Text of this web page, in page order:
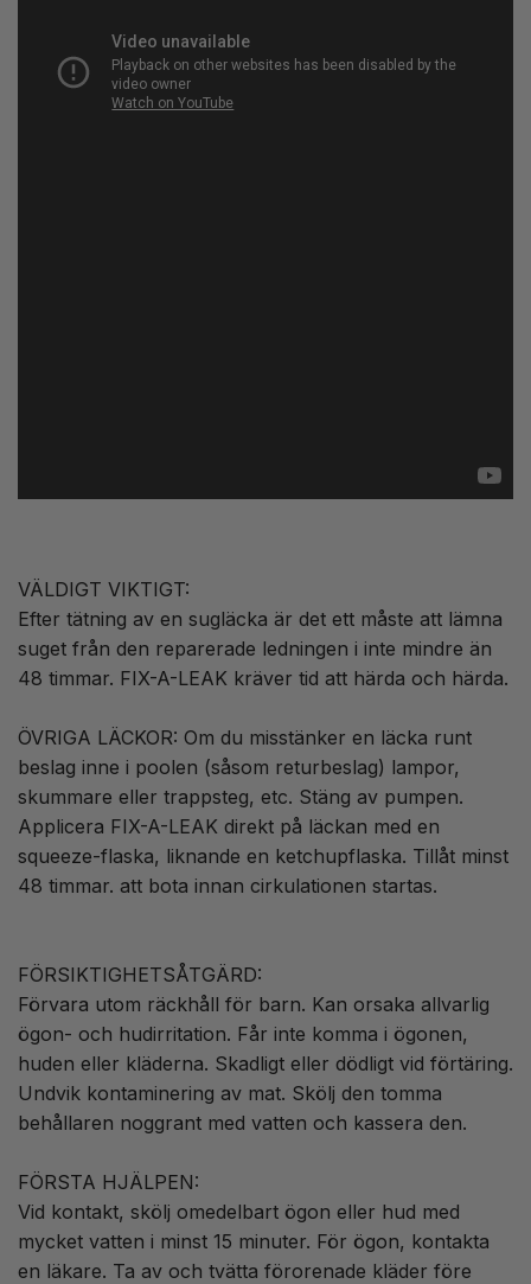
VÄLDIGT VIKTIGT:
Efter tätning av en sugläcka är det ett måste att lämna
suget från den reparerade ledningen i inte mindre än
48 timmar. FIX-A-LEAK kräver tid att härda och härda.
ÖVRIGA LÄCKOR: Om du misstänker en läcka runt
beslag inne i poolen (såsom returbeslag) lampor,
skummare eller trappsteg, etc. Stäng av pumpen.
Applicera FIX-A-LEAK direkt på läckan med en
squeeze-flaska, liknande en ketchupflaska. Tillåt minst
48 timmar. att bota innan cirkulationen startas.
FÖRSIKTIGHETSÅTGÄRD:
Förvara utom räckhåll för barn. Kan orsaka allvarlig
ögon- och hudirritation. Får inte komma i ögonen,
huden eller kläderna. Skadligt eller dödligt vid förtäring.
Undvik kontaminering av mat. Skölj den tomma
behållaren noggrant med vatten och kassera den.
FÖRSTA HJÄLPEN:
Vid kontakt, skölj omedelbart ögon eller hud med
mycket vatten i minst 15 minuter. För ögon, kontakta
en läkare. Ta av och tvätta förorenade kläder före